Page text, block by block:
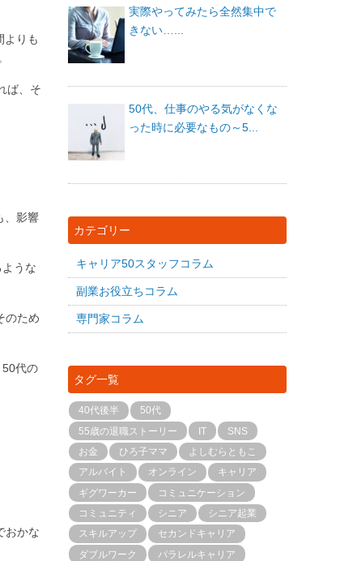
よりも
ば、そ
、影響
うな
のため
50代の
おかな
実際やってみたら全然集中で
きない…...
50代、仕事のやる気がなくな
った時に必要なもの～5...
カテゴリー
キャリア50スタッフコラム
副業お役立ちコラム
専門家コラム
タグ一覧
40代後半
50代
55歳の退職ストーリー
IT
SNS
お金
ひろ子ママ
よしむらともこ
アルバイト
オンライン
キャリア
ギグワーカー
コミュニケーション
コミュニティ
シニア
シニア起業
スキルアップ
セカンドキャリア
ダブルワーク
パラレルキャリア